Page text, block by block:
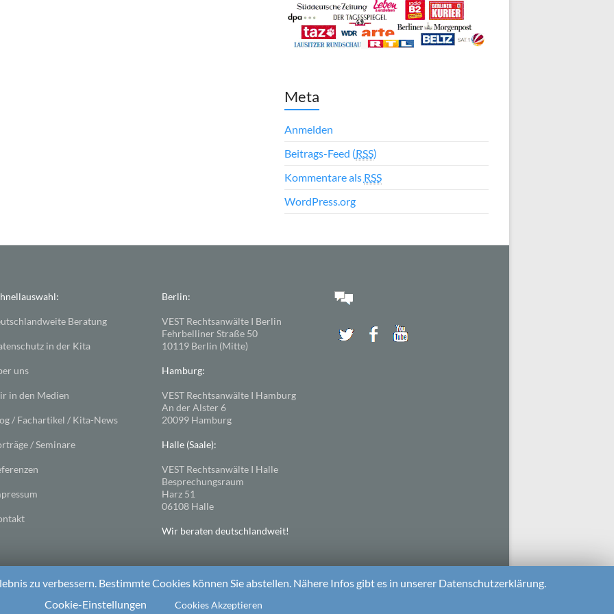
Meta
Anmelden
Beitrags-Feed (RSS)
Kommentare als RSS
WordPress.org
Beratung
in der Kita
uns
in den Medien
/ Fachartikel / Kita-News
/ Seminare
Berlin:
VEST Rechtsanwälte I Berlin
Fehrbelliner Straße 50
10119 Berlin (Mitte)
Hamburg:
VEST Rechtsanwälte I Hamburg
An der Alster 6
20099 Hamburg
Halle (Saale):
VEST Rechtsanwälte I Halle
Besprechungsraum
Harz 51
06108 Halle
Wir beraten deutschlandweit!
zu verbessern. Bestimmte Cookies können Sie abstellen. Nähere Infos gibt es in unserer Datenschutzerklärung.
Cookie-Einstellungen
Cookies Akzeptieren